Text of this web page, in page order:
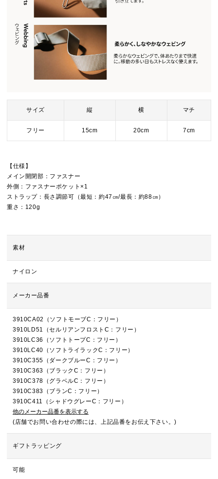
サイズ 縦 横 マチ
フリー 15cm 20cm 7cm
【仕様】
メイン開閉部：ファスナー
外側：ファスナーポケット×1
ストラップ：長さ調節可（最短：約47㎝/最長：約88㎝）
重さ：120g
素材
ナイロン
メーカー品番
3910CA02（ソフトモーブC：フリー）
3910LD51（セルリアンフロストC：フリー）
3910LC36（ソフトトープC：フリー）
3910LC40（ソフトライラックC：フリー）
3910C355（ダークブルーC：フリー）
3910C363（ブラックC：フリー）
3910C378（グラベルC：フリー）
3910C383（ブランC：フリー）
3910C411（シャドウグレーC：フリー）
他のメーカー品番を表示する
(店舗でお問い合わせの際には、上記品番をお伝え下さい。)
ギフトラッピング
可能